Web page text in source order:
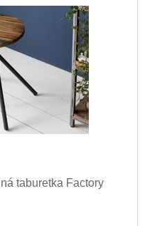
taburetka Factory